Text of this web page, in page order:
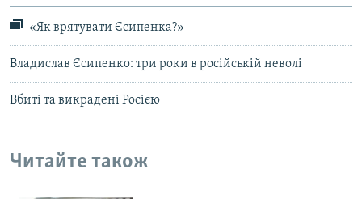
«Як врятувати Єсипенка?»
Владислав Єсипенко: три роки в російській неволі
Вбиті та викрадені Росією
Читайте також